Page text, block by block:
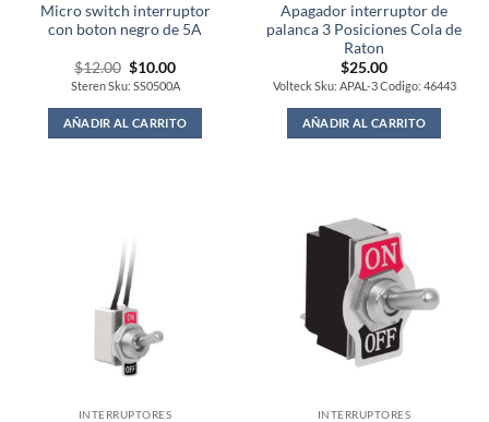
Micro switch interruptor
con boton negro de 5A
$12.00 Original
price
was:
$12.00.
$10.00Current
price
is:
$10.00.
Steren Sku: SS0500A
AÑADIR AL CARRITO
Apagador interruptor de
palanca 3 Posiciones Cola de
Raton
$25.00
Volteck Sku: APAL-3 Codigo: 46443
AÑADIR AL CARRITO
INTERRUPTORES INTERRUPTORES